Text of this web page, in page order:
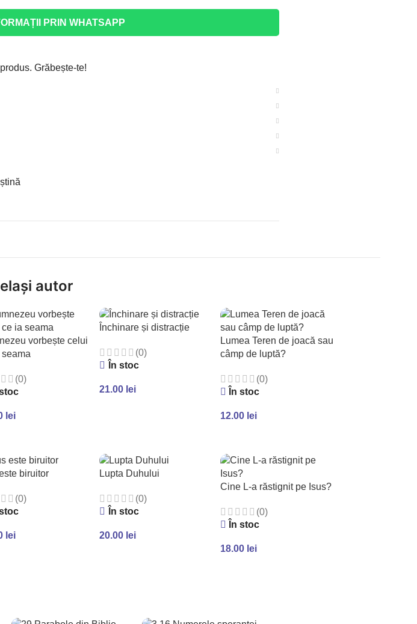
PRIN WHATSAPP
Grăbește-te!
autor
vorbește celui
(0)
lei
Închinare și distracție
(0)
În stoc
21.00 lei
Lumea Teren de joacă sau
câmp de luptă?
(0)
În stoc
12.00 lei
biruitor
(0)
lei
Lupta Duhului
(0)
În stoc
20.00 lei
Cine L-a răstignit pe Isus?
(0)
În stoc
18.00 lei